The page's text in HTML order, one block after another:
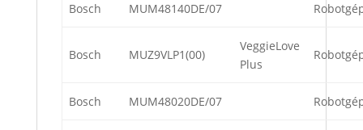
Bosch MUM48140DE/07
Bosch MUZ9VLP1(00)
VeggieLove
Plus
Bosch MUM48020DE/07